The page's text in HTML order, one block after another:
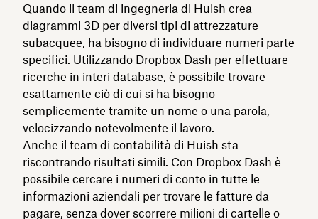
Quando il team di ingegneria di Huish crea
diagrammi 3D per diversi tipi di attrezzature
subacquee, ha bisogno di individuare numeri parte
specifici. Utilizzando Dropbox Dash per effettuare
ricerche in interi database, è possibile trovare
esattamente ciò di cui si ha bisogno
semplicemente tramite un nome o una parola,
velocizzando notevolmente il lavoro.
Anche il team di contabilità di Huish sta
riscontrando risultati simili. Con Dropbox Dash è
possibile cercare i numeri di conto in tutte le
informazioni aziendali per trovare le fatture da
pagare, senza dover scorrere milioni di cartelle o